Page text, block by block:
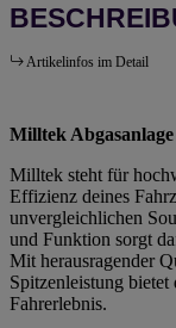
Artikelinfos im Detail
Milltek
Milltek steht für
Effizienz deines
unvergleichlichen
und Funktion sorgt
Mit herausragender
Spitzenleistung
Fahrerlebnis.